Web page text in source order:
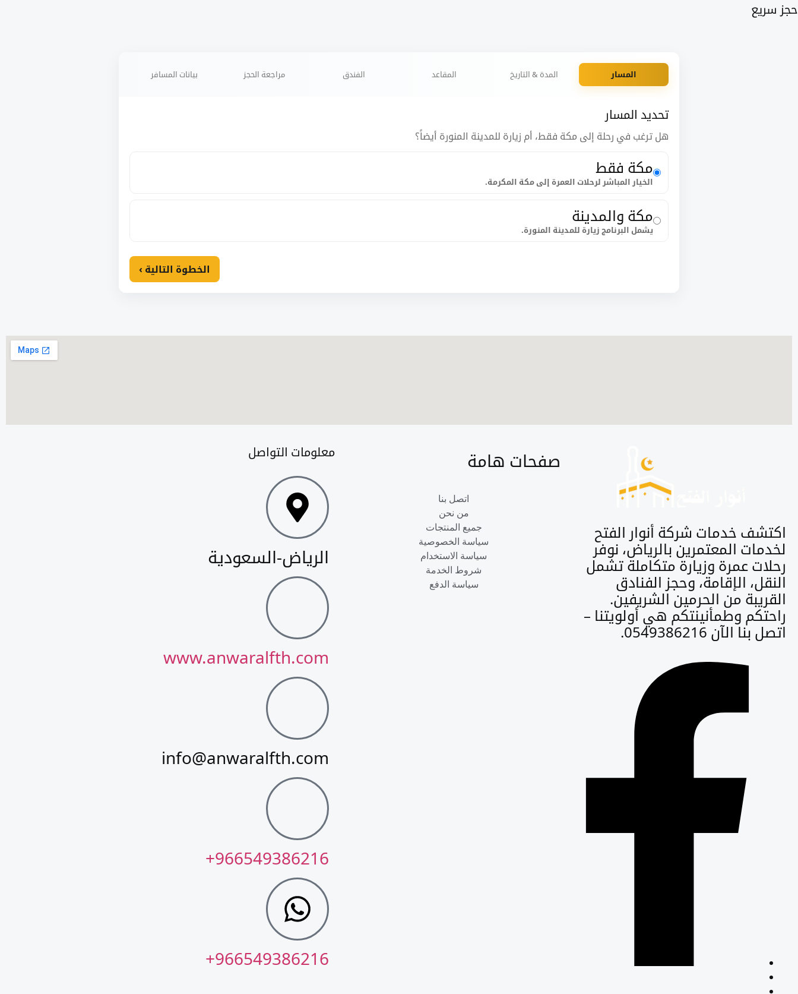
حجز سريع
المسار المدة & التاريخ المقاعد الفندق مراجعة الحجز بيانات المسافر
تحديد المسار
هل ترغب في رحلة إلى مكة فقط، أم زيارة للمدينة المنورة أيضاً؟
مكة فقط
الخيار المباشر لرحلات العمرة إلى مكة المكرمة.
مكة والمدينة
يشمل البرنامج زيارة للمدينة المنورة.
الخطوة التالية ›
اكتشف خدمات شركة أنوار الفتح
لخدمات المعتمرين بالرياض، نوفر
رحلات عمرة وزيارة متكاملة تشمل
النقل، الإقامة، وحجز الفنادق
القريبة من الحرمين الشريفين.
راحتكم وطمأنينتكم هي أولويتنا –
اتصل بنا الآن 0549386216.
صفحات هامة
اتصل بنا
من نحن
جميع المنتجات
سياسة الخصوصية
سياسة الاستخدام
شروط الخدمة
سياسة الدفع
معلومات التواصل
الرياض-السعودية
www.anwaralfth.com
info@anwaralfth.com
966549386216+
966549386216+